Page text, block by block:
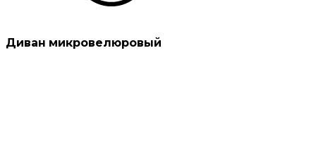
Диван микровелюровый